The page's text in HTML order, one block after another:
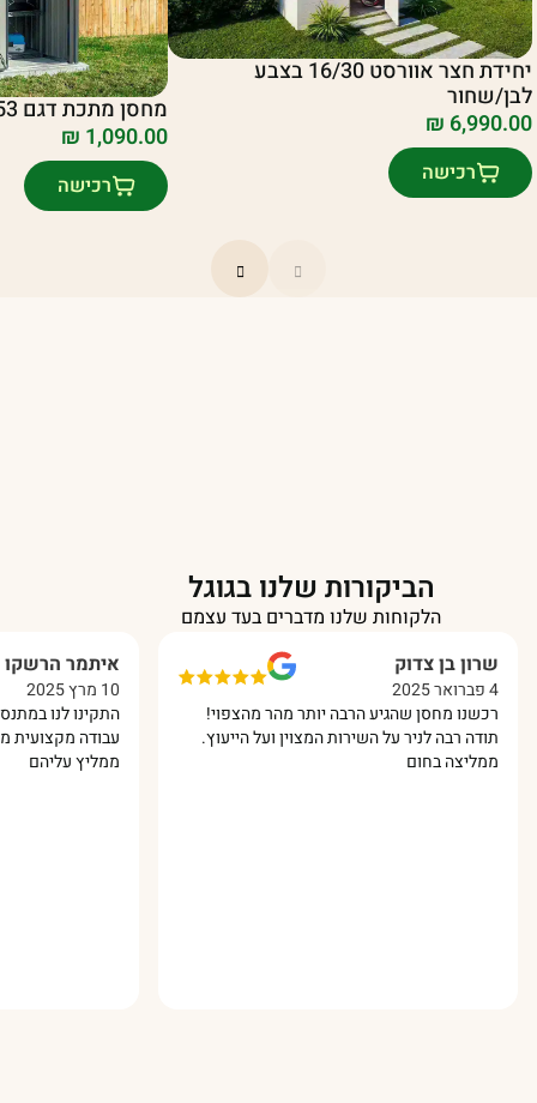
יחידת חצר אוורסט 16/30 בצבע
לבן/שחור
₪ 6,990.00
רכישה
מחסן מתכת דגם 1.71X1.03 CR53
₪ 1,090.00
רכישה
הביקורות שלנו בגוגל
הלקוחות שלנו מדברים בעד עצמם
בן צדוק
מחסן שהגיע הרבה יותר מהר מהצפוי!
לניר על השירות המצוין ועל הייעוץ.
בחום
איתמר הרשקו
10 מרץ 2025
התקינו לנו במתנס מחסן
עבודה מקצועית מאוד והכל
ממליץ עליהם